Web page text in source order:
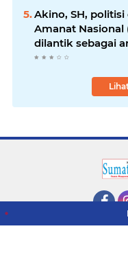
Akino, SH, politisi
Amanat Nasional
dilantik sebagai